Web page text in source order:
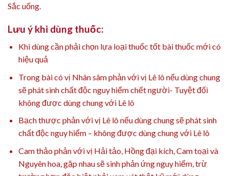
Sắc uống.
Lưu ý khi dùng thuốc:
Khi dùng cần phải chọn lựa loại thuốc tốt bài thuốc mới có
hiệu quả
Trong bài có vị Nhân sâm phản với vị Lê lô nếu dùng chung
sẽ phát sinh chất độc nguy hiểm chết người- Tuyệt đối
không được dùng chung với Lê lô
Bạch thược phản với vị Lê lô nếu dùng chung sẽ phát sinh
chất độc nguy hiểm – không được dùng chung với Lê lô
Cam thảo phản với vị Hải tảo, Hồng đại kích, Cam toại và
Nguyên hoa, gặp nhau sẽ sinh phản ứng nguy hiểm, trừ